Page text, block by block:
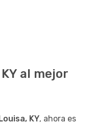
al mejor
KY, ahora es